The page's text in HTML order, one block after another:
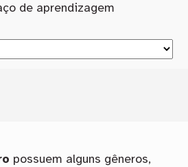
de aprendizagem
possuem alguns gêneros,